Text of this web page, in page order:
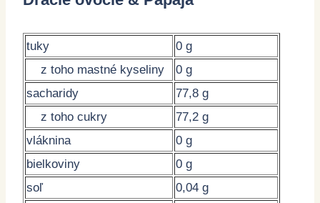
tuky
0 g
z toho mastné kyseliny
0 g
sacharidy
77,8 g
z toho cukry
77,2 g
vláknina
0 g
bielkoviny
0 g
soľ
0,04 g